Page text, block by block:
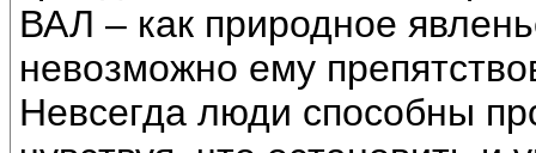
ВАЛ – как природное
невозможно ему
Невсегда люди способны